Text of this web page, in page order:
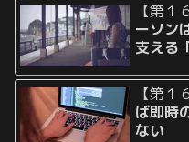
【第１
ーソン
支える
【第１
ば即時
ない